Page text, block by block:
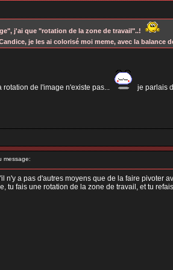
j'ai que "rotation de la zone de travail"..!
je les ai colorisé moi meme, avec la balance
rotation de l'image n'existe pas...
je parlais
n'y a pas d'autres moyens que de la faire pivoter
tu fais une rotation de la zone de travail, et tu